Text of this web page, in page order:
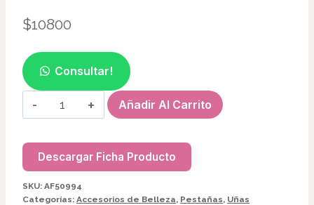
$10800
Consultar!
ARO
DE
CON
BROCHEAF50994
cantidad
Añadir Al Carrito
Descargar Ficha Producto
SKU: AF50994
Categorías: Accesorios de Belleza, Pestañas, Uñas